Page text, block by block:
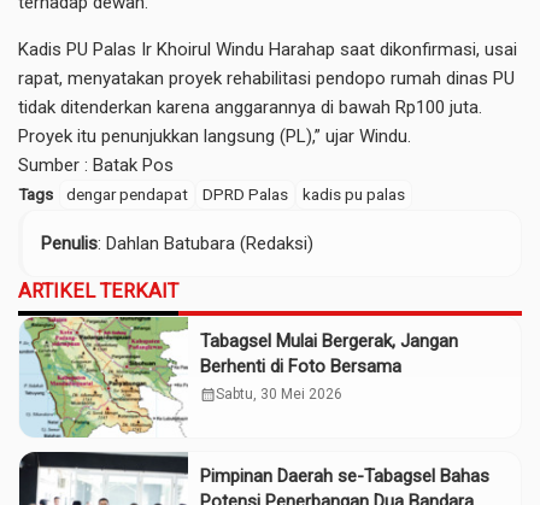
Kadis PU Palas Ir Khoirul Windu Harahap saat dikonfirmasi, usai
rapat, menyatakan proyek rehabilitasi pendopo rumah dinas PU
tidak ditenderkan karena anggarannya di bawah Rp100 juta.
Proyek itu penunjukkan langsung (PL),” ujar Windu.
Sumber : Batak Pos
Tags dengar pendapat DPRD Palas kadis pu palas
Penulis: Dahlan Batubara (Redaksi)
ARTIKEL TERKAIT
Tabagsel Mulai Bergerak, Jangan
Berhenti di Foto Bersama
calendar_monthSabtu, 30 Mei 2026
Pimpinan Daerah se-Tabagsel Bahas